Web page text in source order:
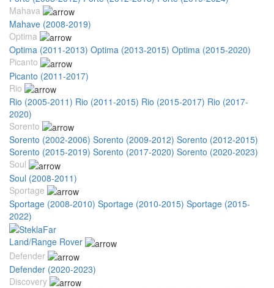
Mahava
Mahave (2008-2019)
Optima
Optima (2011-2013) Optima (2013-2015) Optima (2015-2020)
Picanto
Picanto (2011-2017)
Rio
Rio (2005-2011) Rio (2011-2015) Rio (2015-2017) Rio (2017-
2020)
Sorento
Sorento (2002-2006) Sorento (2009-2012) Sorento (2012-2015)
Sorento (2015-2019) Sorento (2017-2020) Sorento (2020-2023)
Soul
Soul (2008-2011)
Sportage
Sportage (2008-2010) Sportage (2010-2015) Sportage (2015-
2022)
Land/Range Rover
Defender
Defender (2020-2023)
Discovery